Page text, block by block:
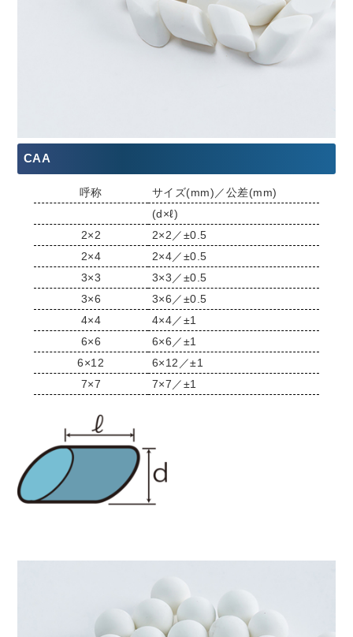
CAA
呼称
サイズ(mm)／公差(mm)
(d×ℓ)
2×2
2×2／±0.5
2×4
2×4／±0.5
3×3
3×3／±0.5
3×6
3×6／±0.5
4×4
4×4／±1
6×6
6×6／±1
6×12
6×12／±1
7×7
7×7／±1